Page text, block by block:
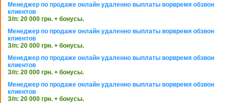
Менеджер по продаже онлайн удаленно выплаты ворвремя обзвон
клиентов
З/п: 20 000 грн. + бонусы.
Менеджер по продаже онлайн удаленно выплаты ворвремя обзвон
клиентов
З/п: 20 000 грн. + бонусы.
Менеджер по продаже онлайн удаленно выплаты ворвремя обзвон
клиентов
З/п: 20 000 грн. + бонусы.
Менеджер по продаже онлайн удаленно выплаты ворвремя обзвон
клиентов
З/п: 20 000 грн. + бонусы.